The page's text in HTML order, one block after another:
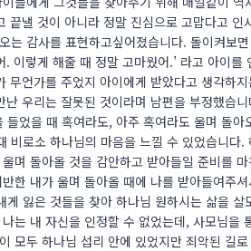
끝낼 것이 아니라 정말 진심으로 고맙다고 인
는 감사를 표현하고싶어졌습니다. 돌이켜보
이렇게 해줄 때 정말 고마웠어.’ 라고 아이를
무언가를 주었지 아이에게 받았다고 생각하
우리는 잘못된 것이라며 남편을 부정했습
었을 때 혹여라도, 아주 혹여라도 울며 돌
비로소 하나님의 마음을 느낄 수 있었습니다
며 돌아올 것을 감안하고 받아들일 준비를
한 내가 울며 돌아올 때에 나를 받아들여주
잃은 것들을 찾아 하나님 원하시는 삶을
는 내 자신을 인정할 수 없었는데, 사모님을
모두 하나님 섭리 안에 있었지만 죄악된 길